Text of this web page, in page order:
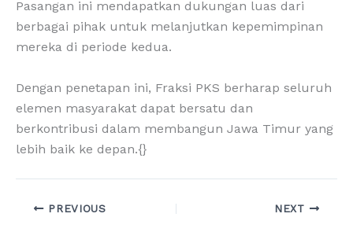
Pasangan ini mendapatkan dukungan luas dari
berbagai pihak untuk melanjutkan kepemimpinan
mereka di periode kedua.
Dengan penetapan ini, Fraksi PKS berharap seluruh
elemen masyarakat dapat bersatu dan
berkontribusi dalam membangun Jawa Timur yang
lebih baik ke depan.{}
PREVIOUS NEXT